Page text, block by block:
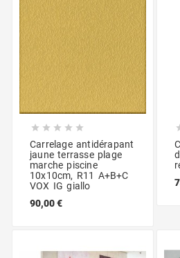
    
Carrelage antidérapant
jaune terrasse plage
marche piscine
10x10cm, R11 A+B+C
VOX IG giallo
90,00 €